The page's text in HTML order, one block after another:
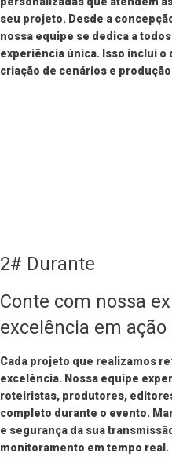
seu projeto. Desde a
nossa equipe se dedica a
experiência única. Isso inclui
criação de cenários e
2# Durante
Conte com nossa
excelência em ação
Cada projeto que realizamos
excelência. Nossa equipe
roteiristas, produtores,
completo durante o evento.
e segurança da sua
monitoramento em tempo real.